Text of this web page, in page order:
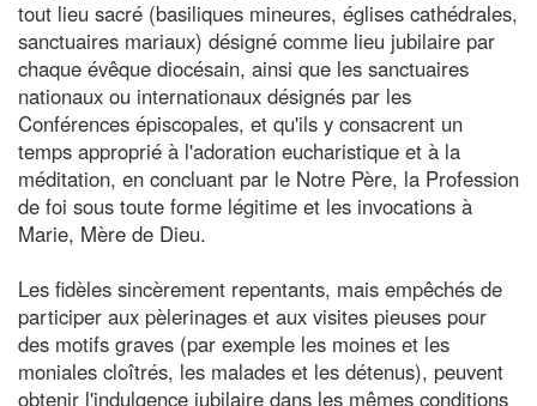
tout lieu sacré (basiliques mineures, églises cathédrales,
sanctuaires mariaux) désigné comme lieu jubilaire par
chaque évêque diocésain, ainsi que les sanctuaires
nationaux ou internationaux désignés par les
Conférences épiscopales, et qu'ils y consacrent un
temps approprié à l'adoration eucharistique et à la
méditation, en concluant par le Notre Père, la Profession
de foi sous toute forme légitime et les invocations à
Marie, Mère de Dieu.
Les fidèles sincèrement repentants, mais empêchés de
participer aux pèlerinages et aux visites pieuses pour
des motifs graves (par exemple les moines et les
moniales cloîtrés, les malades et les détenus), peuvent
obtenir l'indulgence jubilaire dans les mêmes conditions